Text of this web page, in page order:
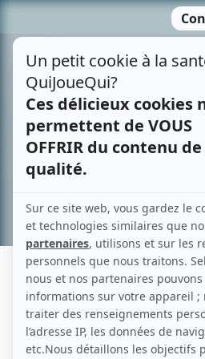
contenu
CAROLE NADEAU
Liens
Fiche de Carole Nadeau sur Showbizz.net